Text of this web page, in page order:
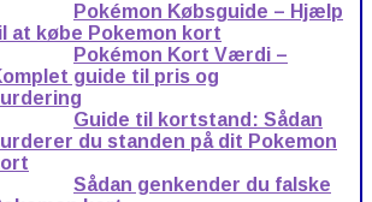
Pokémon Købsguide – Hjælp
at købe Pokemon kort
Pokémon Kort Værdi –
guide til pris og
Guide til kortstand: Sådan
du standen på dit Pokemon
Sådan genkender du falske